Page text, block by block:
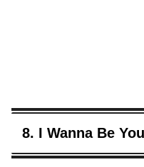
8. I Wanna Be